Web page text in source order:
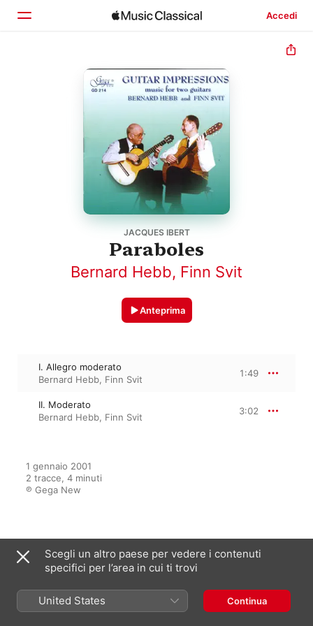
Accedi
JACQUES IBERT
Paraboles
Bernard Hebb, Finn Svit
Anteprima
I. Allegro moderato
Bernard Hebb, Finn Svit
1:49
II. Moderato
Bernard Hebb, Finn Svit
3:02
1 gennaio 2001
2 tracce, 4 minuti
℗ Gega New
Guitar Impressions
Finn Svit,Bernard Hebb
Scegli un altro paese per vedere i contenuti
specifici per l’area in cui ti trovi
United States Continua